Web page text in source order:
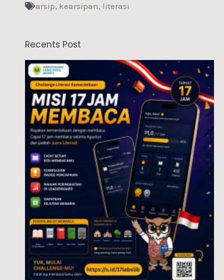
arsip, kearsipan, literasi
Recents Post